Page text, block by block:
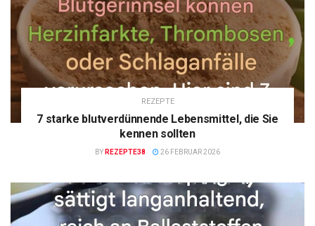
REZEPTE
7 starke blutverdünnende Lebensmittel, die Sie
kennen sollten
BY REZEPTE38 26 FEBRUAR 2026